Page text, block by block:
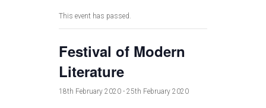
This event has passed.
Festival of Modern
Literature
18th February 2020 - 25th February 2020